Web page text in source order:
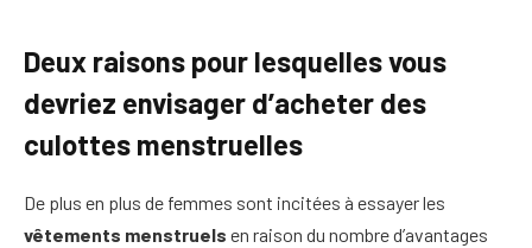
Deux raisons pour lesquelles vous
devriez envisager d’acheter des
culottes menstruelles
De plus en plus de femmes sont incitées à essayer les
vêtements menstruels en raison du nombre d’avantages